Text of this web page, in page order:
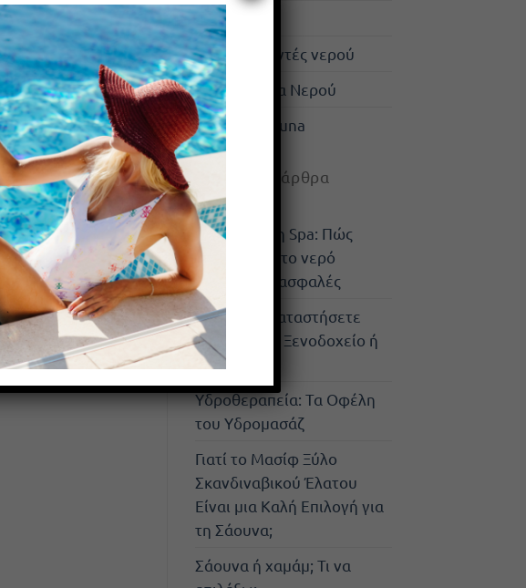
Απιονιστές
Αποσκληρυντές νερού
Επεξεργασία Νερού
Σάουνα / Sauna
Πρόσφατα άρθρα
Απολύμανση Spa: Πώς
διατηρείται το νερό
καθαρό και ασφαλές
Γιατί να Εγκαταστήσετε
Τζακούζι σε Ξενοδοχείο ή
Airbnb;
Υδροθεραπεία: Τα Οφέλη
του Υδρομασάζ
Γιατί το Μασίφ Ξύλο
Σκανδιναβικού Έλατου
Είναι μια Καλή Επιλογή για
τη Σάουνα;
Σάουνα ή χαμάμ; Τι να